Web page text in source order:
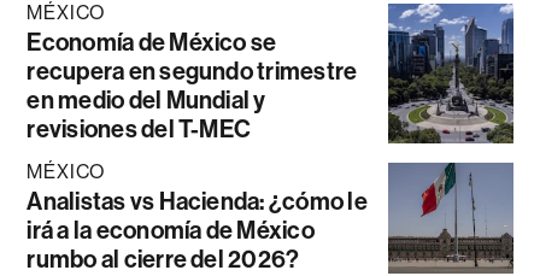
MÉXICO
Economía de México se
recupera en segundo trimestre
en medio del Mundial y
revisiones del T-MEC
MÉXICO
Analistas vs Hacienda: ¿cómo le
irá a la economía de México
rumbo al cierre del 2026?